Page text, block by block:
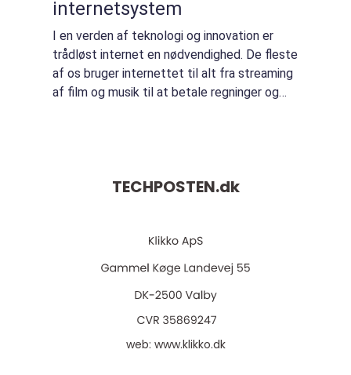
internetsystem
I en verden af teknologi og innovation er
trådløst internet en nødvendighed. De fleste
af os bruger internettet til alt fra streaming
af film og musik til at betale regninger og
TECHPOSTEN.dk
web: www.klikko.dk